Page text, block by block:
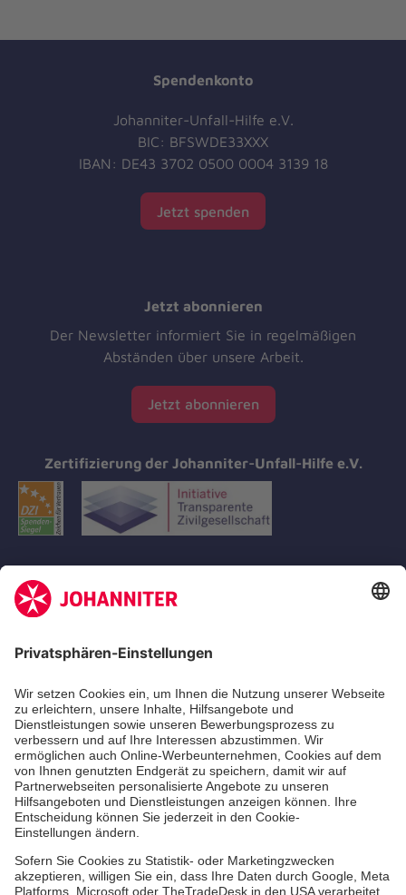
Spendenkonto
Johanniter-Unfall-Hilfe e.V.
BIC: BFSWDE33XXX
IBAN: DE43 3702 0500 0004 3139 18
Jetzt spenden
Jetzt abonnieren
Der Newsletter informiert Sie in regelmäßigen
Abständen über unsere Arbeit.
Jetzt abonnieren
Zertifizierung der Johanniter-Unfall-Hilfe e.V.
Erste-Hilfe-Kurse
Jobs
Ehrenamt
Freiwilligendienst
Johanniter-Jugend
Spendenprojekte